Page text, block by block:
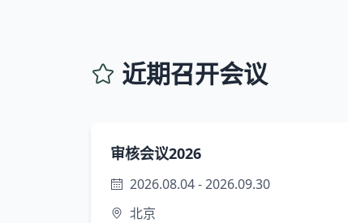
近期召开会议
审核会议2026
2026.08.04 - 2026.09.30
北京